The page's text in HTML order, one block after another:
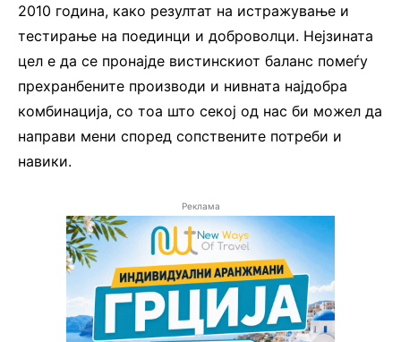
2010 година, како резултат на истражување и
тестирање на поединци и доброволци. Нејзината
цел е да се пронајде вистинскиот баланс помеѓу
прехранбените производи и нивната најдобра
комбинација, со тоа што секој од нас би можел да
направи мени според сопствените потреби и
навики.
Реклама